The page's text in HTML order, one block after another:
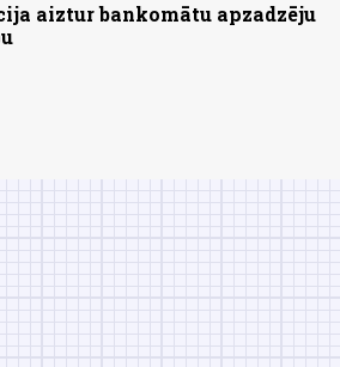
aiztur bankomātu apzadzēju